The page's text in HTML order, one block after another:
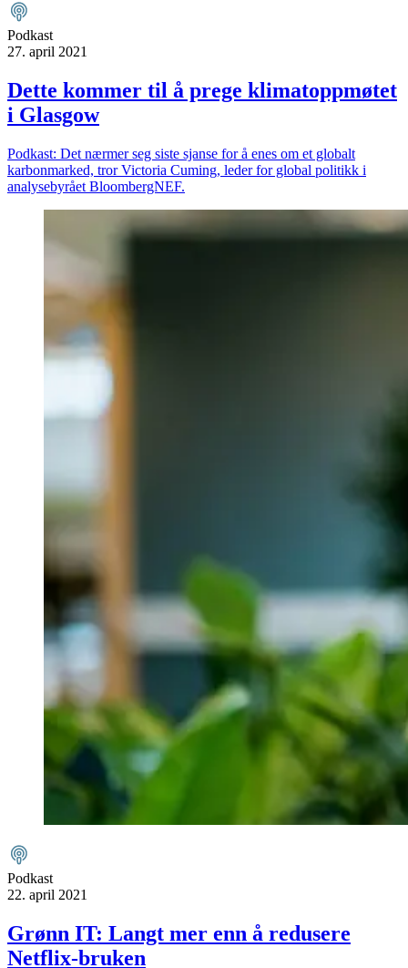
Podkast
27. april 2021
Dette kommer til å prege klimatoppmøtet
i Glasgow
Podkast: Det nærmer seg siste sjanse for å enes om et globalt
karbonmarked, tror Victoria Cuming, leder for global politikk i
analysebyrået BloombergNEF.
Podkast
22. april 2021
Grønn IT: Langt mer enn å redusere
Netflix-bruken